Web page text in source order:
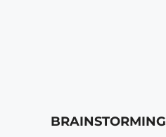
BRAINSTORMING